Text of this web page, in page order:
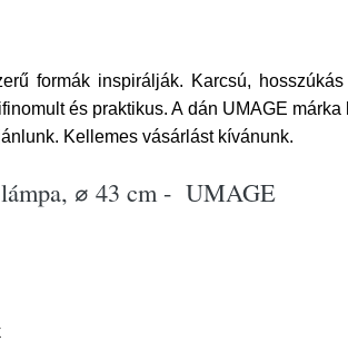
formák inspirálják. Karcsú,
és praktikus. A dán UMAGE
Kellemes vásárlást kívánunk.
lámpa, ⌀ 43 cm - UMAGE